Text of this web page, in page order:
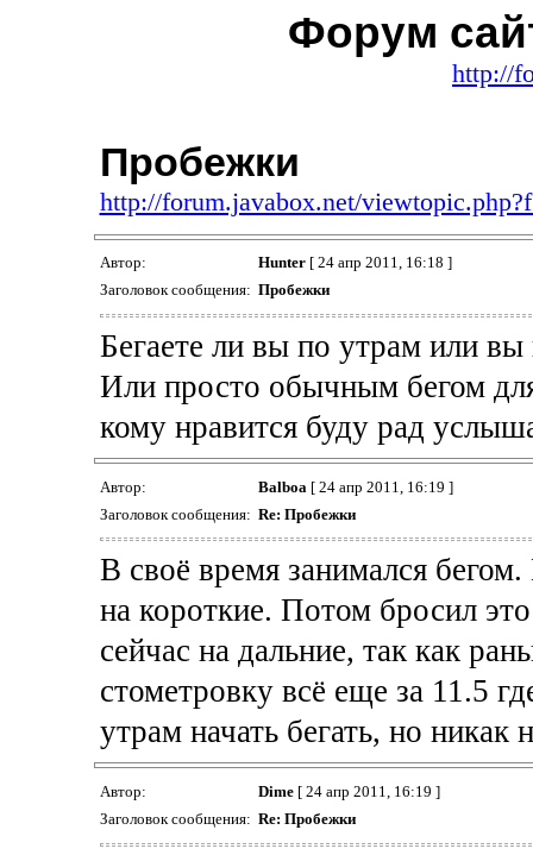
Форум
http://
Пробежки
http://forum.javabox.net/
Автор: Hunter[ 24 апр 2011, 16:18 ]
Заголовок сообщения: Пробежки
Бегаете ли вы по утрам или вы
Или просто обычным бегом
кому нравится буду рад
Автор: Balboa [ 24 апр 2011, 16:19 ]
Заголовок сообщения: Re: Пробежки
В своё время занимался
на короткие. Потом бросил
сейчас на дальние, так как
стометровку всё еще за 11.5
утрам начать бегать, но никак
Автор: Dime[ 24 апр 2011, 16:19 ]
Заголовок сообщения: Re: Пробежки